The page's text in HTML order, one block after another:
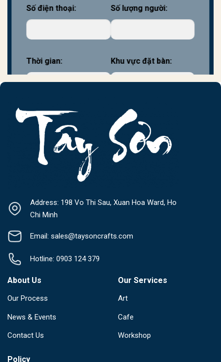
Số điện thoại: Số lượng người:
Thời gian: Khu vực đặt bàn:
Address: 198 Vo Thi Sau, Xuan Hoa Ward, Ho
Chi Minh
Email: sales@taysoncrafts.com
Hotline: 0903 124 379
About Us
Our Process
News & Events
Contact Us
Our Services
Art
Cafe
Workshop
Policy